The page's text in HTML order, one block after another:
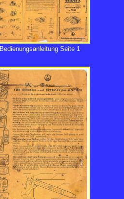
Bedienungsanleitung Seite 1